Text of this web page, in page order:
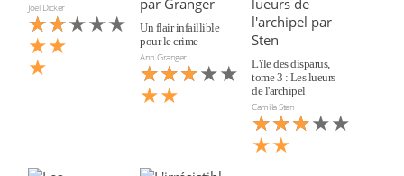
Joël Dicker
★★★★★
★★
★★
★
Un flair infaillible
pour le crime
Ann Granger
★★★★★
★★★
★★
L'île des disparus,
tome 3 : Les lueurs
de l'archipel
Camilla Sten
★★★★★
★★★
★★